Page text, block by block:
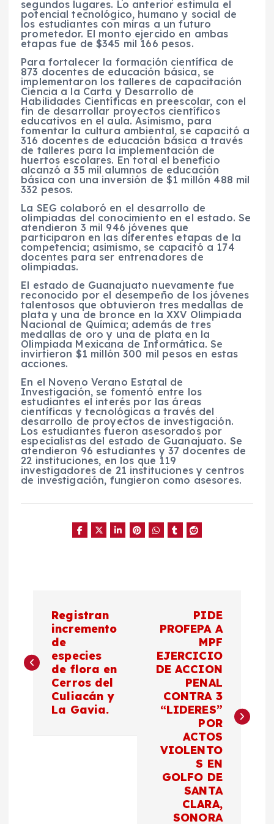
segundos lugares. Lo anterior estimula el
potencial tecnológico, humano y social de
los estudiantes con miras a un futuro
prometedor. El monto ejercido en ambas
etapas fue de $345 mil 166 pesos.
Para fortalecer la formación científica de
873 docentes de educación básica, se
implementaron los talleres de capacitación
Ciencia a la Carta y Desarrollo de
Habilidades Científicas en preescolar, con el
fin de desarrollar proyectos científicos
educativos en el aula. Asimismo, para
fomentar la cultura ambiental, se capacitó a
316 docentes de educación básica a través
de talleres para la implementación de
huertos escolares. En total el beneficio
alcanzó a 35 mil alumnos de educación
básica con una inversión de $1 millón 488 mil
332 pesos.
La SEG colaboró en el desarrollo de
olimpiadas del conocimiento en el estado. Se
atendieron 3 mil 946 jóvenes que
participaron en las diferentes etapas de la
competencia; asimismo, se capacitó a 174
docentes para ser entrenadores de
olimpiadas.
El estado de Guanajuato nuevamente fue
reconocido por el desempeño de los jóvenes
talentosos que obtuvieron tres medallas de
plata y una de bronce en la XXV Olimpiada
Nacional de Química; además de tres
medallas de oro y una de plata en la
Olimpiada Mexicana de Informática. Se
invirtieron $1 millón 300 mil pesos en estas
acciones.
En el Noveno Verano Estatal de
Investigación, se fomentó entre los
estudiantes el interés por las áreas
científicas y tecnológicas a través del
desarrollo de proyectos de investigación.
Los estudiantes fueron asesorados por
especialistas del estado de Guanajuato. Se
atendieron 96 estudiantes y 37 docentes de
22 instituciones, en los que 119
investigadores de 21 instituciones y centros
de investigación, fungieron como asesores.
v
Registran
incremento
de
especies
de flora en
Cerros del
Culiacán y
La Gavia.
PIDE
PROFEPA A
MPF
EJERCICIO
DE ACCION
PENAL
CONTRA 3
“LIDERES”
POR
ACTOS
VIOLENTO
S EN
GOLFO DE
SANTA
CLARA,
SONORA